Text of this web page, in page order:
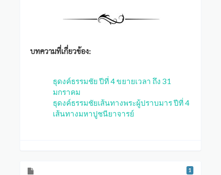
บทความที่เกี่ยวข้อง:
ธุดงค์ธรรมชัย ปีที่ 4 ขยายเวลา ถึง 31
มกราคม
ธุดงค์ธรรมชัยเส้นทางพระผู้ปราบมาร ปีที่ 4
เส้นทางมหาปูชนียาจารย์
1